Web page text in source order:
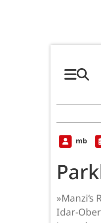
mb
Idar-